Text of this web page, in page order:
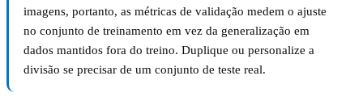
imagens, portanto, as métricas de validação medem o ajuste
no conjunto de treinamento em vez da generalização em
dados mantidos fora do treino. Duplique ou personalize a
divisão se precisar de um conjunto de teste real.